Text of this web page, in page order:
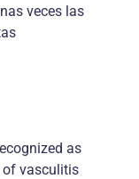
veces las
as
of vasculitis